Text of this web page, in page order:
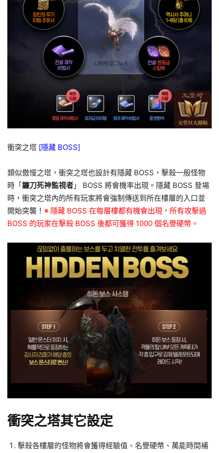
衝突之塔 [隱藏 BOSS]
類似傲慢之塔，衝突之塔也設計有隱藏 BOSS，擊殺一般怪物
時「 鐮刀死神監視者 」 BOSS 將會機率出現。隱藏 BOSS 登場
時，衝突之塔內的所有玩家將會強制傳送到所在樓層的入口並
開始突襲！ ※ 隱藏 BOSS 在每層樓都有機會出現，所有攻擊過
BOSS 的玩家在擊殺 BOSS 後都可獲得 1000 個名譽硬幣。
衝突之塔其它設定
擊殺各樓層的怪物將會獲得經驗值、名譽硬幣、萬能時間補